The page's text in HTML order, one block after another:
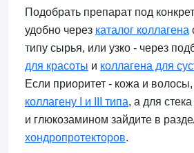
Подобрать препарат под
удобно через каталог коллагена
типу сырья, или узко - через
для красоты и коллагена для
Если приоритет - кожа и
коллагену I и III типа, а для
и глюкозамином зайдите в
хондропротекторов.